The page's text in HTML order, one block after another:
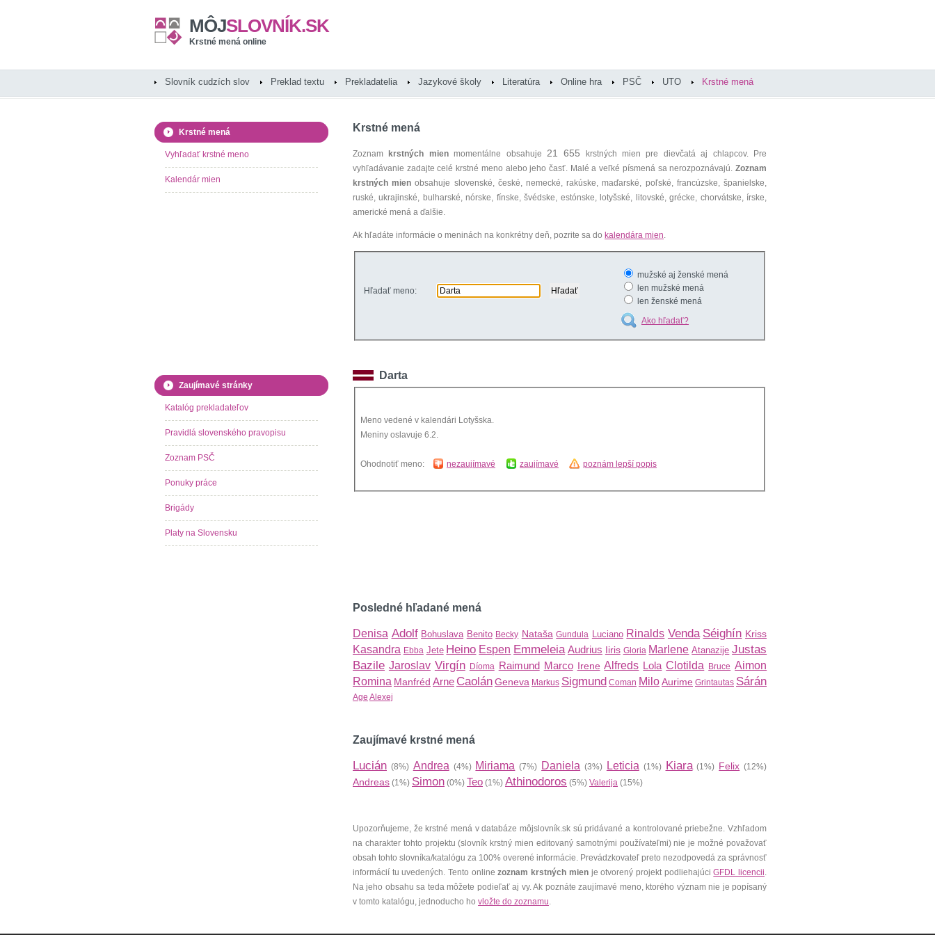
MÔJSLOVNÍK.SK
Krstné mená online
Slovník cudzích slov Preklad textu Prekladatelia Jazykové školy Literatúra Online hra PSČ UTO Krstné mená
Krstné mená
Zoznam krstných mienmomentálne obsahuje 21 655 krstných mien pre dievčatá aj chlapcov. Pre
vyhľadávanie zadajte celé krstné meno alebo jeho časť. Malé a veľké písmená sa nerozpoznávajú. Zoznam
krstných mien obsahuje slovenské, české, nemecké, rakúske, maďarské, poľské, francúzske, španielske,
ruské, ukrajinské, bulharské, nórske, fínske, švédske, estónske, lotyšské, litovské, grécke, chorvátske, írske,
americké mená a ďalšie.
Ak hľadáte informácie o meninách na konkrétny deň, pozrite sa do kalendára mien.
Hľadať meno:
mužské aj ženské mená
len mužské mená
len ženské mená
Ako hľadať?
Darta
Meno vedené v kalendári Lotyšska.
Meniny oslavuje 6.2.
Ohodnotiť meno: nezaujímavé zaujímavé poznám lepší popis
Posledné hľadané mená
Denisa Adolf Bohuslava Benito Becky Nataša Gundula Luciano Rinalds Venda Séighín Kriss
Kasandra Ebba Jete Heino Espen Emmeleia Audrius Iiris Gloria Marlene Atanazije Justas
Bazile Jaroslav Virgín Díoma Raimund Marco Irene Alfreds Lola Clotilda Bruce Aimon
Romina Manfréd Arne CaolánGeneva Markus Sigmund Coman MiloAurime Grintautas Sárán
Age Alexej
Zaujímavé krstné mená
Lucián (8%) Andrea(4%) Miriama (7%) Daniela (3%) Leticia(1%) Kiara(1%) Felix (12%)
Andreas (1%) Simon (0%) Teo (1%) Athinodoros (5%) Valerija (15%)
Upozorňujeme, že krstné mená v databáze môjslovník.sk sú pridávané a kontrolované priebežne. Vzhľadom
na charakter tohto projektu (slovník krstný mien editovaný samotnými používateľmi) nie je možné považovať
obsah tohto slovníka/katalógu za 100% overené informácie. Prevádzkovateľ preto nezodpovedá za správnosť
informácií tu uvedených. Tento onlinezoznam krstných mienje otvorený projekt podliehajúciGFDL licencii.
Na jeho obsahu sa teda môžete podieľať aj vy. Ak poznáte zaujímavé meno, ktorého význam nie je popísaný
v tomto katalógu, jednoducho ho vložte do zoznamu.
Krstné mená
Vyhľadať krstné meno
Kalendár mien
Zaujímavé stránky
Katalóg prekladateľov
Pravidlá slovenského pravopisu
Zoznam PSČ
Ponuky práce
Brigády
Platy na Slovensku